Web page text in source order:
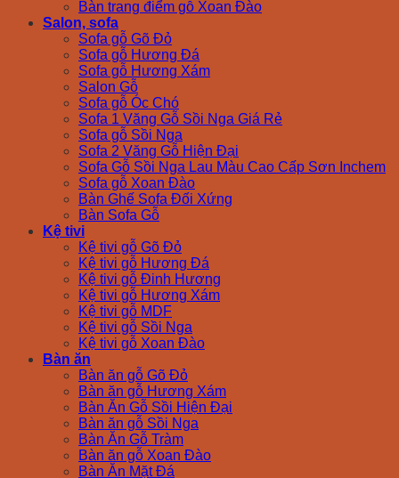
Bàn trang điểm gỗ Xoan Đào
Salon, sofa
Sofa gỗ Gõ Đỏ
Sofa gỗ Hương Đá
Sofa gỗ Hương Xám
Salon Gỗ
Sofa gỗ Óc Chó
Sofa 1 Văng Gỗ Sồi Nga Giá Rẻ
Sofa gỗ Sồi Nga
Sofa 2 Văng Gỗ Hiện Đại
Sofa Gỗ Sồi Nga Lau Màu Cao Cấp Sơn Inchem
Sofa gỗ Xoan Đào
Bàn Ghế Sofa Đối Xứng
Bàn Sofa Gỗ
Kệ tivi
Kệ tivi gỗ Gõ Đỏ
Kệ tivi gỗ Hương Đá
Kệ tivi gỗ Đinh Hương
Kệ tivi gỗ Hương Xám
Kệ tivi gỗ MDF
Kệ tivi gỗ Sồi Nga
Kệ tivi gỗ Xoan Đào
Bàn ăn
Bàn ăn gỗ Gõ Đỏ
Bàn ăn gỗ Hương Xám
Bàn Ăn Gỗ Sồi Hiện Đại
Bàn ăn gỗ Sồi Nga
Bàn Ăn Gỗ Tràm
Bàn ăn gỗ Xoan Đào
Bàn Ăn Mặt Đá